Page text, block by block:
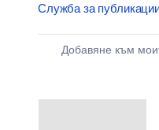
Служба за
Publication
Добавяне към